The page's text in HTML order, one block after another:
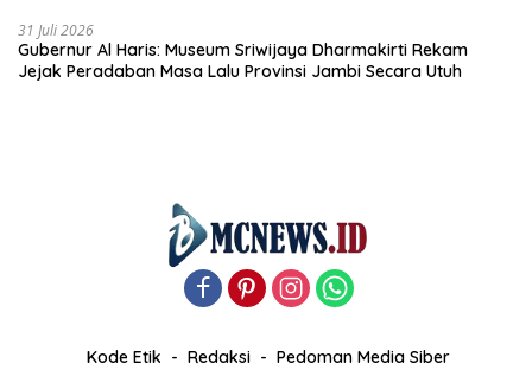
31 Juli 2026
Gubernur Al Haris: Museum Sriwijaya Dharmakirti Rekam
Jejak Peradaban Masa Lalu Provinsi Jambi Secara Utuh
Kode Etik Redaksi Pedoman Media Siber